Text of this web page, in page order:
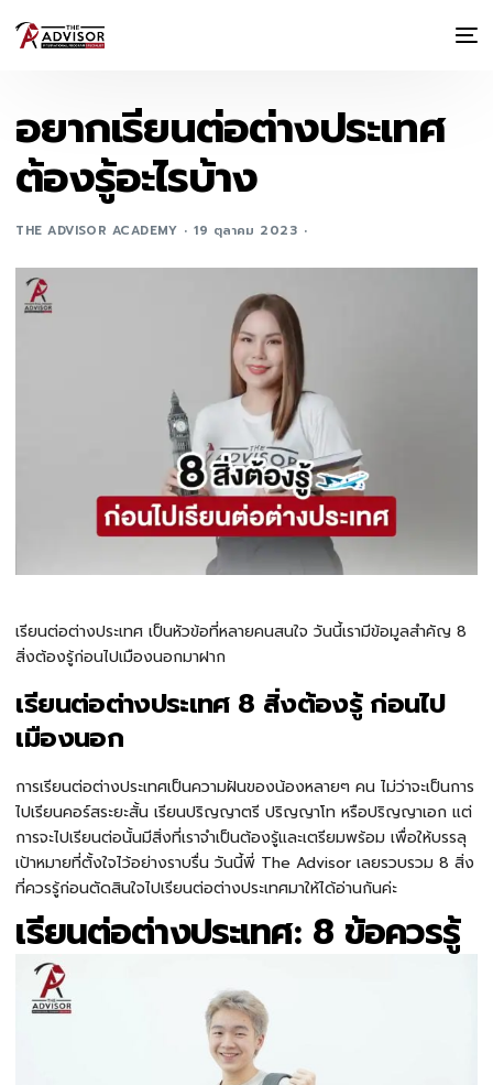
อยากเรียนต่อต่างประเทศ
ต้องรู้อะไรบ้าง
THE ADVISOR ACADEMY 19 ตุลาคม 2023
เรียนต่อต่างประเทศ เป็นหัวข้อที่หลายคนสนใจ วันนี้เรามีข้อมูลสำคัญ 8
สิ่งต้องรู้ก่อนไปเมืองนอกมาฝาก
เรียนต่อต่างประเทศ 8 สิ่งต้องรู้ ก่อนไป
เมืองนอก
การเรียนต่อต่างประเทศเป็นความฝันของน้องหลายๆ คน ไม่ว่าจะเป็นการ
ไปเรียนคอร์สระยะสั้น เรียนปริญญาตรี ปริญญาโท หรือปริญญาเอก แต่
การจะไปเรียนต่อนั้นมีสิ่งที่เราจำเป็นต้องรู้และเตรียมพร้อม เพื่อให้บรรลุ
เป้าหมายที่ตั้งใจไว้อย่างราบรื่น วันนี้พี่ The Advisor เลยรวบรวม 8 สิ่ง
ที่ควรรู้ก่อนตัดสินใจไปเรียนต่อต่างประเทศมาให้ได้อ่านกันค่ะ
เรียนต่อต่างประเทศ: 8 ข้อควรรู้